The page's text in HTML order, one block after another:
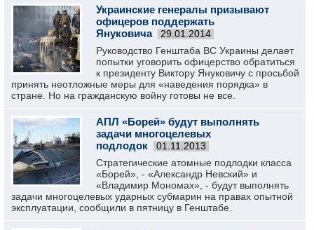
Украинские генералы призывают
офицеров поддержать
Януковича
29.01.2014
Руководство Генштаба ВС Украины делает
попытки уговорить офицерство обратиться
к президенту Виктору Януковичу с просьбой
принять неотложные меры для «наведения порядка» в
стране. Но на гражданскую войну готовы не все.
АПЛ «Борей» будут выполнять
задачи многоцелевых
подлодок
01.11.2013
Стратегические атомные подлодки класса
«Борей», - «Александр Невский» и
«Владимир Мономах», - будут выполнять
задачи многоцелевых ударных субмарин на правах опытной
эксплуатации, сообщили в пятницу в Генштабе.